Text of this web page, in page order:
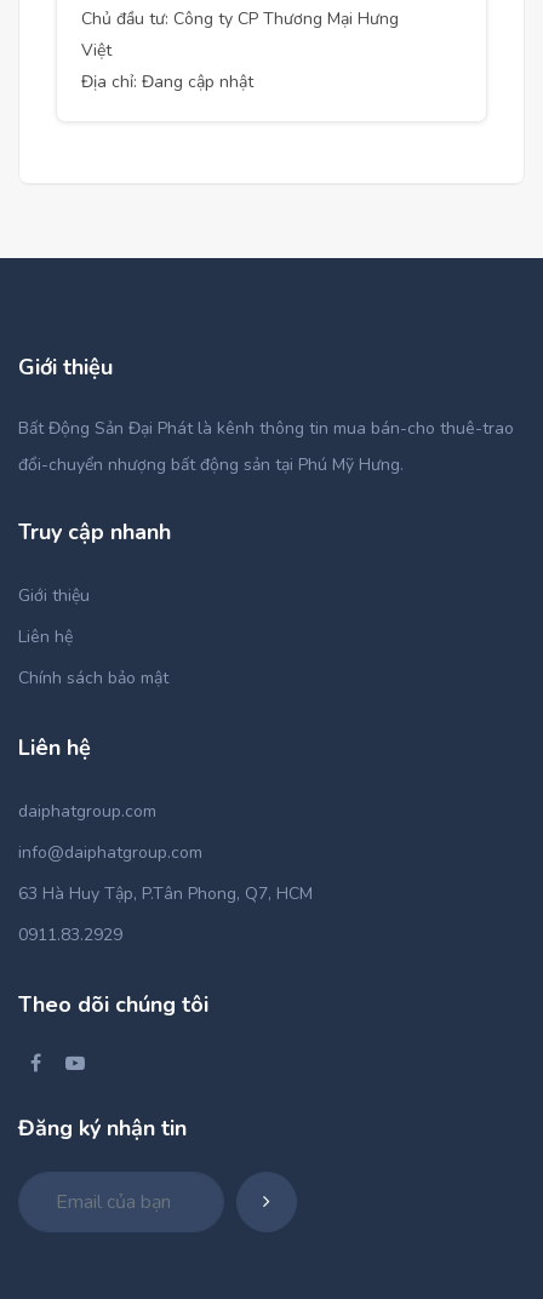
Chủ đầu tư: Công ty CP Thương Mại Hưng
Việt
Địa chỉ: Đang cập nhật
Giới thiệu
Bất Động Sản Đại Phát là kênh thông tin mua bán-cho thuê-trao
đổi-chuyển nhượng bất động sản tại Phú Mỹ Hưng.
Truy cập nhanh
Giới thiệu
Liên hệ
Chính sách bảo mật
Liên hệ
daiphatgroup.com
info@daiphatgroup.com
63 Hà Huy Tập, P.Tân Phong, Q7, HCM
0911.83.2929
Theo dõi chúng tôi
Đăng ký nhận tin